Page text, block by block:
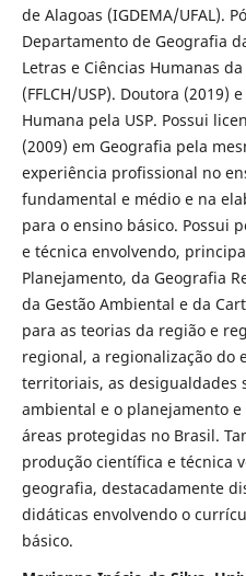
de Alagoas (IGDEMA/UFAL).
Departamento de Geografia
Letras e Ciências Humanas
(FFLCH/USP). Doutora (2019)
Humana pela USP. Possui
(2009) em Geografia pela
experiência profissional no
fundamental e médio e na
para o ensino básico. Possui
e técnica envolvendo,
Planejamento, da Geografia
da Gestão Ambiental e da
para as teorias da região e
regional, a regionalização do
territoriais, as desigualdades
ambiental e o planejamento
áreas protegidas no Brasil.
produção científica e técnica
geografia, destacadamente
didáticas envolvendo o
básico.